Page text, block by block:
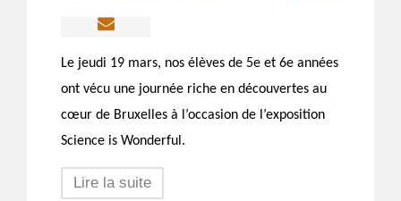
Le jeudi 19 mars, nos élèves de 5e et 6e années
ont vécu une journée riche en découvertes au
cœur de Bruxelles à l’occasion de l’exposition
Science is Wonderful.
Lire la suite